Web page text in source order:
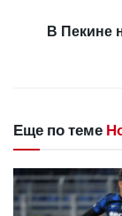
В Пекине
Еще по теме